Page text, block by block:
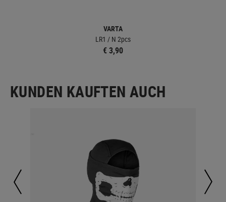
VARTA
LR1 / N 2pcs
€ 3,90
KUNDEN KAUFTEN AUCH